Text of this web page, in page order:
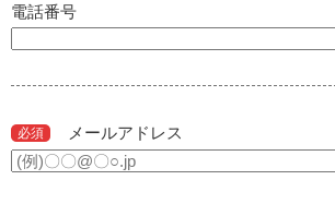
電話番号
必須 メールアドレス